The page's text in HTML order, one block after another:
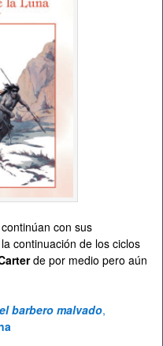
continúan con sus
continuación de los ciclos
de por medio pero aún
barbero malvado,